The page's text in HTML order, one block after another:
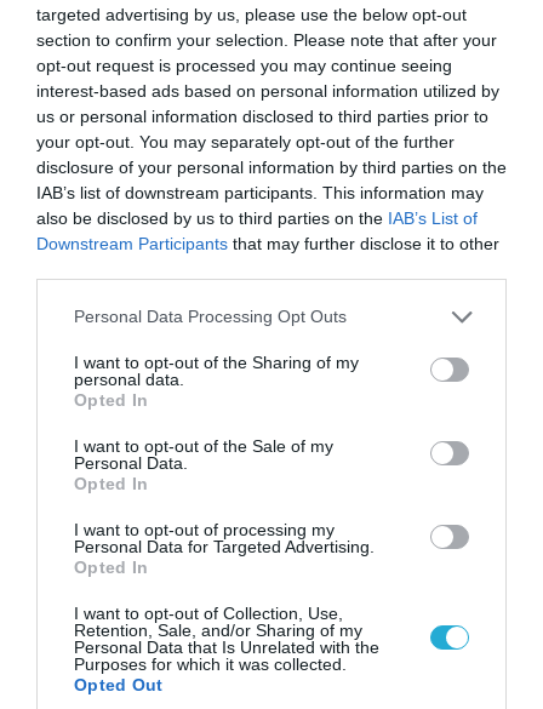
targeted advertising by us, please use the below opt-out
section to confirm your selection. Please note that after your
opt-out request is processed you may continue seeing
interest-based ads based on personal information utilized by
us or personal information disclosed to third parties prior to
your opt-out. You may separately opt-out of the further
disclosure of your personal information by third parties on the
IAB’s list of downstream participants. This information may
also be disclosed by us to third parties on the IAB’s List of
Downstream Participants that may further disclose it to other
Please note that this website/app uses one or more Google
not limited to your visit or usage behaviour. You may click to
grant or deny consent to Google and its third-party tags to
use your data for below specified purposes in below Google
consent section.
Personal Data Processing Opt Outs
I want to opt-out of the Sharing of my
personal data.
Opted In
I want to opt-out of the Sale of my
Personal Data.
Opted In
I want to opt-out of processing my
Personal Data for Targeted Advertising.
Opted In
I want to opt-out of Collection, Use,
Retention, Sale, and/or Sharing of my
Personal Data that Is Unrelated with the
Purposes for which it was collected.
Opted Out
08.08.2026 | 14:02
«Φώτισε» το Κίεβο μετά από χτύπημα με
υπερηχητικό 3M22 Zircon: Σοκαρισμένος
08.08.2026 | 12:02
Ιράν: Δημοσίευσε φωτογραφίες
αμερικανικών και ισραηλινών αεροσκαφών &